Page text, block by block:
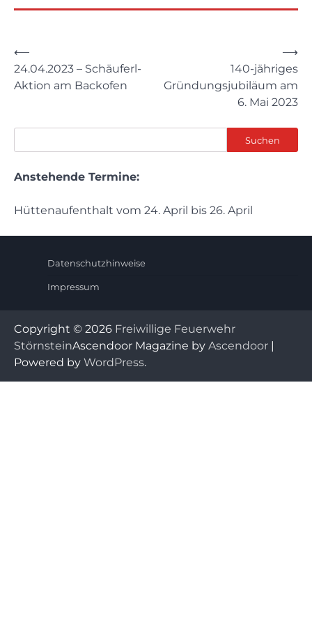
Beitragsnavigation
⟵
24.04.2023 – Schäuferl-
Aktion am Backofen
140-jähriges
Gründungsjubiläum am
6. Mai 2023
⟶
Suchen
Anstehende Termine:
Hüttenaufenthalt vom 24. April bis 26. April
Datenschutzhinweise
Impressum
Copyright © 2026 Freiwillige Feuerwehr
StörnsteinAscendoor Magazine by Ascendoor |
Powered by WordPress.